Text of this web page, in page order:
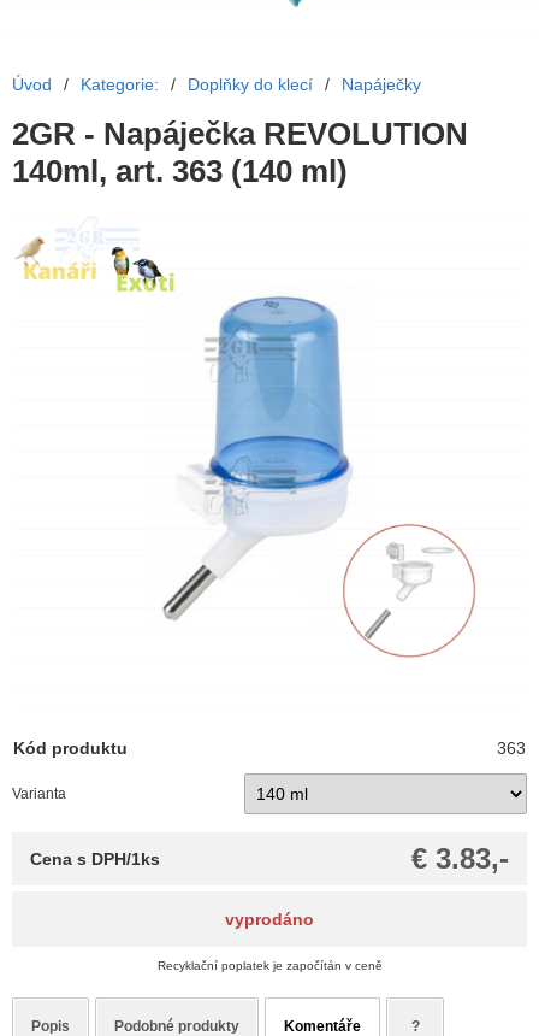
Úvod / Kategorie: / Doplňky do klecí / Napáječky
2GR - Napáječka REVOLUTION
140ml, art. 363 (140 ml)
Kód produktu 363
Varianta
€ 3.83,-
Cena s DPH/1ks
vyprodáno
Recyklační poplatek je započítán v ceně
Popis Podobné produkty Komentáře ?